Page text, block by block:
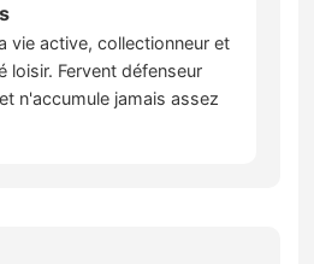
vie active, collectionneur et
loisir. Fervent défenseur
n'accumule jamais assez